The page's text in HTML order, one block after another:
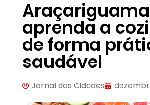
aprenda a
de forma
saudável
Jornal das Cidades